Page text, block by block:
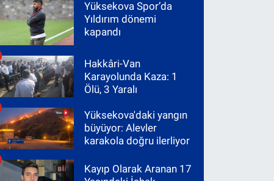
Yüksekova Spor’da
Yıldırım dönemi
kapandı
Hakkâri-Van
Karayolunda Kaza: 1
Ölü, 3 Yaralı
Yüksekova'daki yangın
büyüyor: Alevler
karakola doğru ilerliyor
Kayıp Olarak Aranan 17